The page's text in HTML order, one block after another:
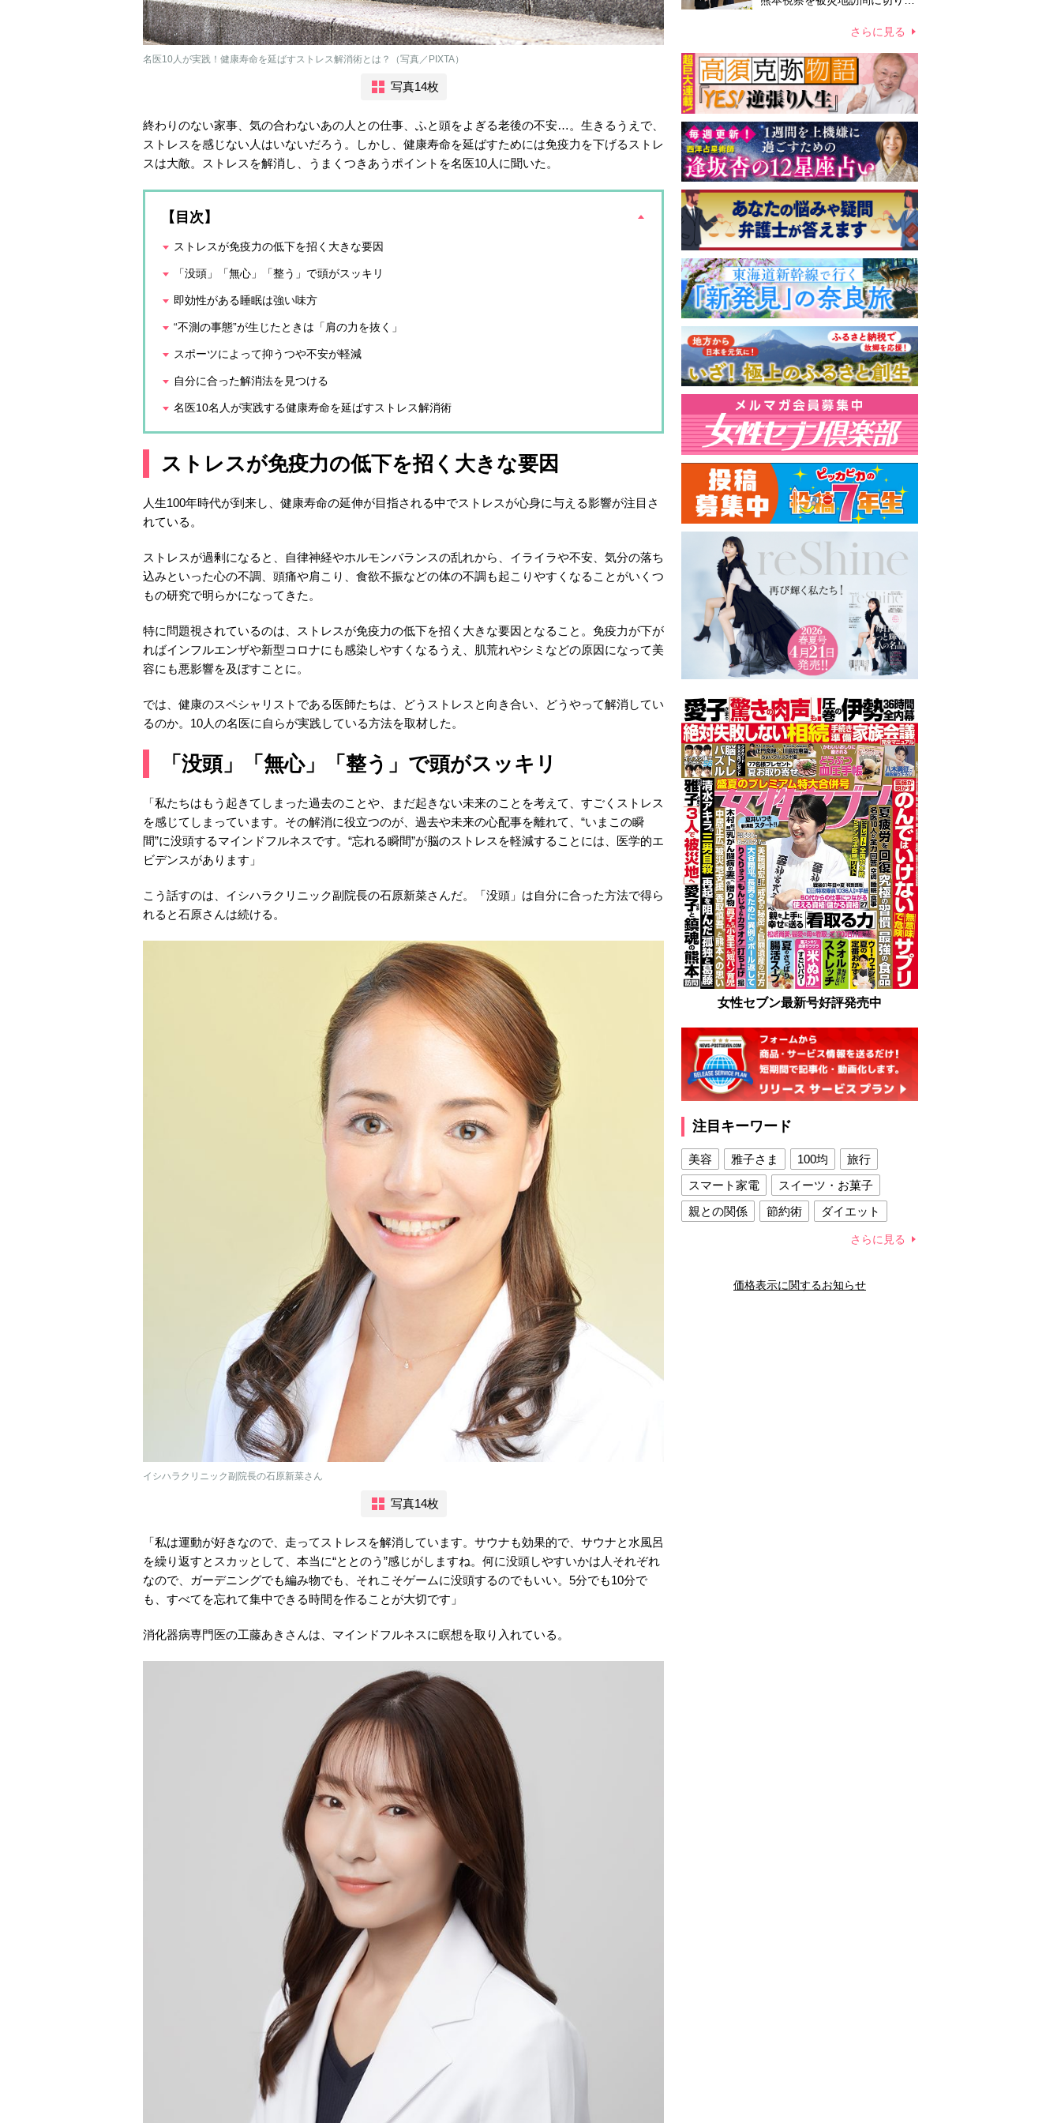
名医10人が実践！健康寿命を延ばすストレス解消術とは？（写真／PIXTA）
写真14枚
終わりのない家事、気の合わないあの人との仕事、ふと頭をよぎる老後の不安…。生きるうえで、
ストレスを感じない人はいないだろう。しかし、健康寿命を延ばすためには免疫力を下げるストレ
スは大敵。ストレスを解消し、うまくつきあうポイントを名医10人に聞いた。
【目次】
ストレスが免疫力の低下を招く大きな要因
「没頭」「無心」「整う」で頭がスッキリ
即効性がある睡眠は強い味方
“不測の事態”が生じたときは「肩の力を抜く」
スポーツによって抑うつや不安が軽減
自分に合った解消法を見つける
名医10名人が実践する健康寿命を延ばすストレス解消術
ストレスが免疫力の低下を招く大きな要因
人生100年時代が到来し、健康寿命の延伸が目指される中でストレスが心身に与える影響が注目さ
れている。
ストレスが過剰になると、自律神経やホルモンバランスの乱れから、イライラや不安、気分の落ち
込みといった心の不調、頭痛や肩こり、食欲不振などの体の不調も起こりやすくなることがいくつ
もの研究で明らかになってきた。
特に問題視されているのは、ストレスが免疫力の低下を招く大きな要因となること。免疫力が下が
ればインフルエンザや新型コロナにも感染しやすくなるうえ、肌荒れやシミなどの原因になって美
容にも悪影響を及ぼすことに。
では、健康のスペシャリストである医師たちは、どうストレスと向き合い、どうやって解消してい
るのか。10人の名医に自らが実践している方法を取材した。
「没頭」「無心」「整う」で頭がスッキリ
「私たちはもう起きてしまった過去のことや、まだ起きない未来のことを考えて、すごくストレス
を感じてしまっています。その解消に役立つのが、過去や未来の心配事を離れて、“いまこの瞬
間”に没頭するマインドフルネスです。“忘れる瞬間”が脳のストレスを軽減することには、医学的エ
ビデンスがあります」
こう話すのは、イシハラクリニック副院長の石原新菜さんだ。「没頭」は自分に合った方法で得ら
れると石原さんは続ける。
イシハラクリニック副院長の石原新菜さん
写真14枚
「私は運動が好きなので、走ってストレスを解消しています。サウナも効果的で、サウナと水風呂
を繰り返すとスカッとして、本当に“ととのう”感じがしますね。何に没頭しやすいかは人それぞれ
なので、ガーデニングでも編み物でも、それこそゲームに没頭するのでもいい。5分でも10分で
も、すべてを忘れて集中できる時間を作ることが大切です」
消化器病専門医の工藤あきさんは、マインドフルネスに瞑想を取り入れている。
夫妻から受け継ぐ“国民への寄
さらに見る
女性セブン最新号好評発売中
注目キーワード
美容 雅子さま 100均
旅行
スマート家電
スイーツ・お菓子
親との関係
節約術
ダイエット
夫との関係
新津春子 どか食い
さらに見る
価格表示に関するお知らせ